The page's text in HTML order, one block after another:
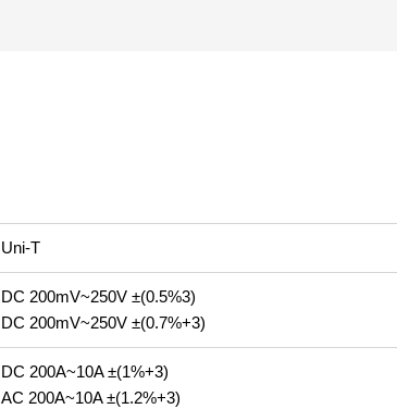
Uni-T
DC 200mV~250V ±(0.5%3)
DC 200mV~250V ±(0.7%+3)
DC 200A~10A ±(1%+3)
AC 200A~10A ±(1.2%+3)